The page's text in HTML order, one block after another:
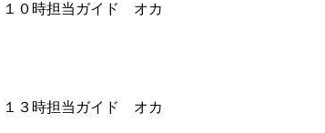
１０時担当ガイド オカ
１３時担当ガイド オカ